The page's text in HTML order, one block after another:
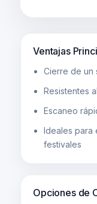
Ventajas
Cierre de un
Resistentes
Escaneo
Ideales para
festivales
Opciones de